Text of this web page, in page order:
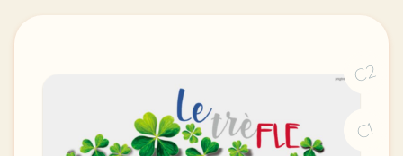
C2
C1